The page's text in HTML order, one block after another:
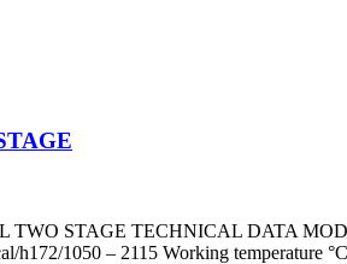
STAGE TECHNICAL DATA
h172/1050 – 2115 Working temperature